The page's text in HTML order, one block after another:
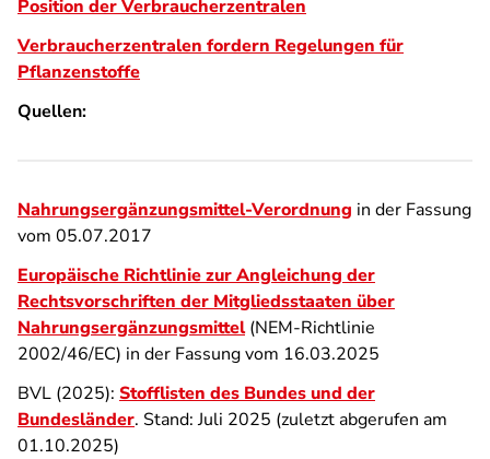
Position der Verbraucherzentralen
Verbraucherzentralen fordern Regelungen für
Pflanzenstoffe
Quellen:
Nahrungsergänzungsmittel-Verordnung in der Fassung
vom 05.07.2017
Europäische Richtlinie zur Angleichung der
Rechtsvorschriften der Mitgliedsstaaten über
Nahrungsergänzungsmittel(NEM-Richtlinie
2002/46/EC) in der Fassung vom 16.03.2025
BVL (2025): Stofflisten des Bundes und der
Bundesländer. Stand: Juli 2025 (zuletzt abgerufen am
01.10.2025)